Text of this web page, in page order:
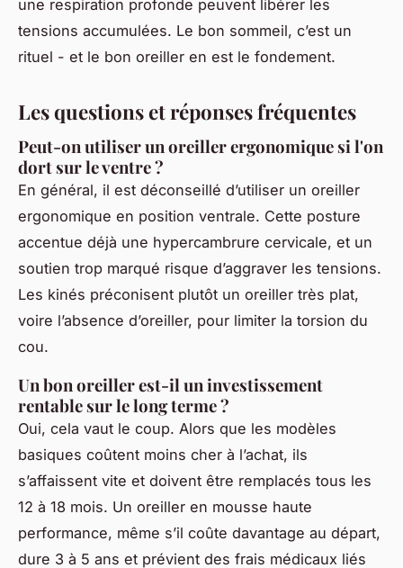
une respiration profonde peuvent libérer les
tensions accumulées. Le bon sommeil, c’est un
rituel - et le bon oreiller en est le fondement.
Les questions et réponses fréquentes
Peut-on utiliser un oreiller ergonomique si l'on
dort sur le ventre ?
En général, il est déconseillé d’utiliser un oreiller
ergonomique en position ventrale. Cette posture
accentue déjà une hypercambrure cervicale, et un
soutien trop marqué risque d’aggraver les tensions.
Les kinés préconisent plutôt un oreiller très plat,
voire l’absence d’oreiller, pour limiter la torsion du
cou.
Un bon oreiller est-il un investissement
rentable sur le long terme ?
Oui, cela vaut le coup. Alors que les modèles
basiques coûtent moins cher à l’achat, ils
s’affaissent vite et doivent être remplacés tous les
12 à 18 mois. Un oreiller en mousse haute
performance, même s’il coûte davantage au départ,
dure 3 à 5 ans et prévient des frais médicaux liés